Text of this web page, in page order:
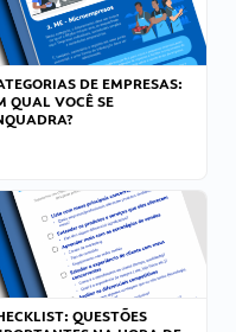
DE EMPRESAS:
QUAL VOCÊ SE
QUESTÕES